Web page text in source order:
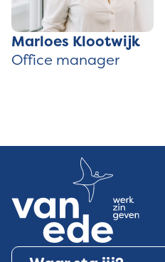
Marloes Klootwijk
Office manager